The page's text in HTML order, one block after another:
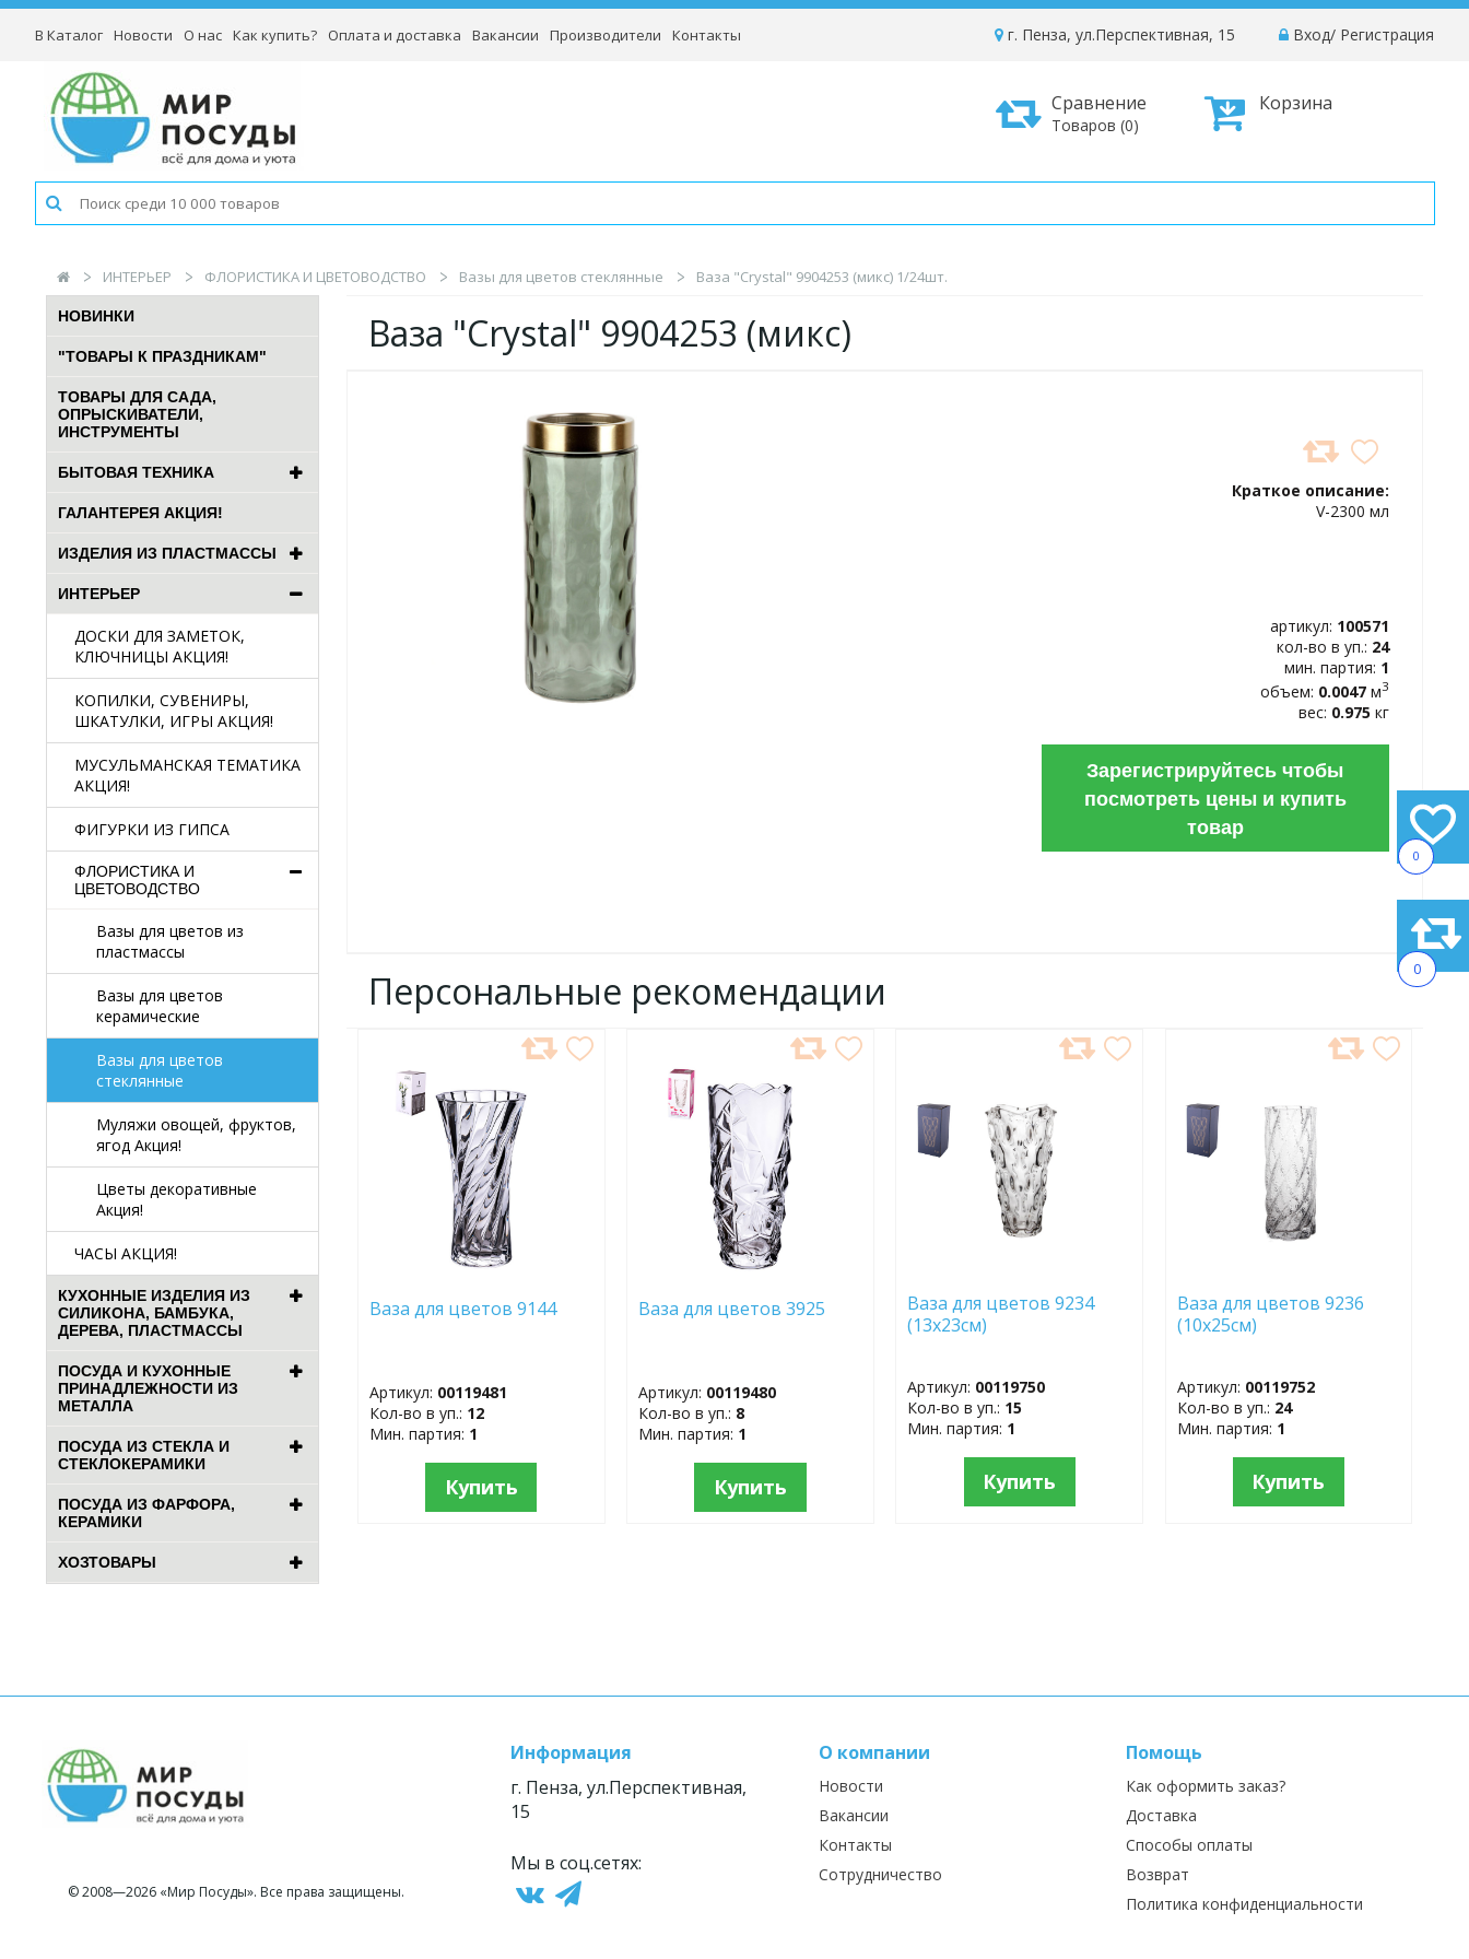
0
0
В Каталог Новости О нас Как купить? Оплата и доставка Вакансии Производители Контакты Вход/ Регистрация
г. Пенза, ул.Перспективная, 15
Корзина
Сравнение
Товаров (0)
ИНТЕРЬЕР ФЛОРИСТИКА И ЦВЕТОВОДСТВО Вазы для цветов стеклянные Ваза "Crystal" 9904253 (микс) 1/24шт.
НОВИНКИ
"ТОВАРЫ К ПРАЗДНИКАМ"
ТОВАРЫ ДЛЯ САДА,
ОПРЫСКИВАТЕЛИ,
ИНСТРУМЕНТЫ
БЫТОВАЯ ТЕХНИКА
ГАЛАНТЕРЕЯ АКЦИЯ!
ИЗДЕЛИЯ ИЗ ПЛАСТМАССЫ
ИНТЕРЬЕР
ДОСКИ ДЛЯ ЗАМЕТОК,
КЛЮЧНИЦЫ АКЦИЯ!
КОПИЛКИ, СУВЕНИРЫ,
ШКАТУЛКИ, ИГРЫ АКЦИЯ!
МУСУЛЬМАНСКАЯ ТЕМАТИКА
АКЦИЯ!
ФИГУРКИ ИЗ ГИПСА
ФЛОРИСТИКА И
ЦВЕТОВОДСТВО
Вазы для цветов из
пластмассы
Вазы для цветов
керамические
Вазы для цветов
стеклянные
Муляжи овощей, фруктов,
ягод Акция!
Цветы декоративные
Акция!
ЧАСЫ АКЦИЯ!
КУХОННЫЕ ИЗДЕЛИЯ ИЗ
СИЛИКОНА, БАМБУКА,
ДЕРЕВА, ПЛАСТМАССЫ
ПОСУДА И КУХОННЫЕ
ПРИНАДЛЕЖНОСТИ ИЗ
МЕТАЛЛА
ПОСУДА ИЗ СТЕКЛА И
СТЕКЛОКЕРАМИКИ
ПОСУДА ИЗ ФАРФОРА,
КЕРАМИКИ
ХОЗТОВАРЫ
Ваза "Crystal" 9904253 (микс)
Краткое описание:
V-2300 мл
артикул: 100571
кол-во в уп.: 24
мин. партия: 1
объем: 0.0047 м3
вес: 0.975 кг
Зарегистрируйтесь чтобы
посмотреть цены и купить
товар
Персональные рекомендации
В
ИЗБРАННОЕ
Ваза для цветов 9144
Артикул: 00119481
Кол-во в уп.: 12
Мин. партия: 1
Купить
В
ИЗБРАННОЕ
Ваза для цветов 3925
Артикул: 00119480
Кол-во в уп.: 8
Мин. партия: 1
Купить
Ваза для цветов 9234
(13х23см)
Артикул: 00119750
Кол-во в уп.: 15
Мин. партия: 1
Купить
Ваза для цветов 9236
(10х25см)
Артикул: 00119752
Кол-во в уп.: 24
Мин. партия: 1
Купить
© 2008—2026 «Мир Посуды». Все права защищены.
Информация
г. Пенза, ул.Перспективная,
15
Мы в соц.сетях:
О компании
Новости
Вакансии
Контакты
Сотрудничество
Помощь
Как оформить заказ?
Доставка
Способы оплаты
Возврат
Политика конфиденциальности